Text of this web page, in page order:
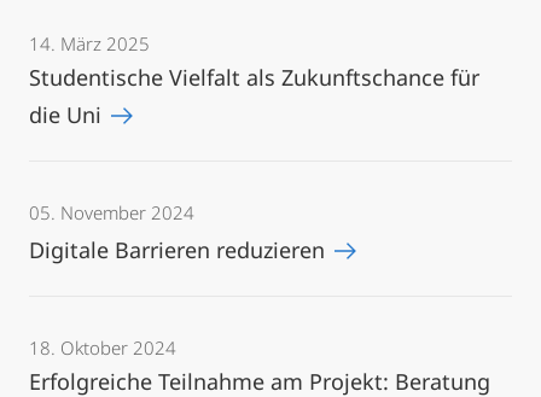
14. März 2025
Studentische Vielfalt als Zukunftschance für
die Uni
05. November 2024
Digitale Barrieren reduzieren
18. Oktober 2024
Erfolgreiche Teilnahme am Projekt: Beratung